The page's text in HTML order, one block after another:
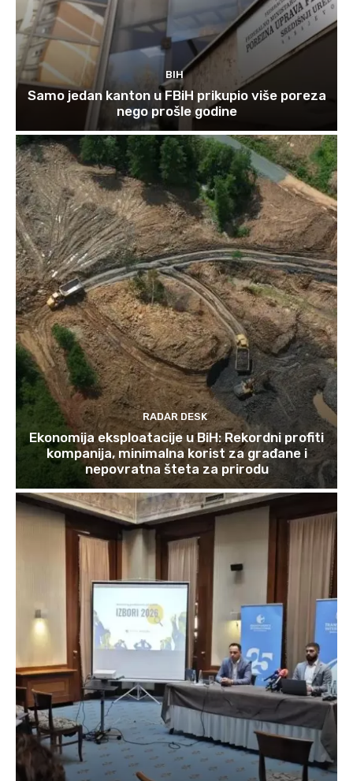
BIH
Samo jedan kanton u FBiH prikupio više poreza
nego prošle godine
RADAR DESK
Ekonomija eksploatacije u BiH: Rekordni profiti
kompanija, minimalna korist za građane i
nepovratna šteta za prirodu